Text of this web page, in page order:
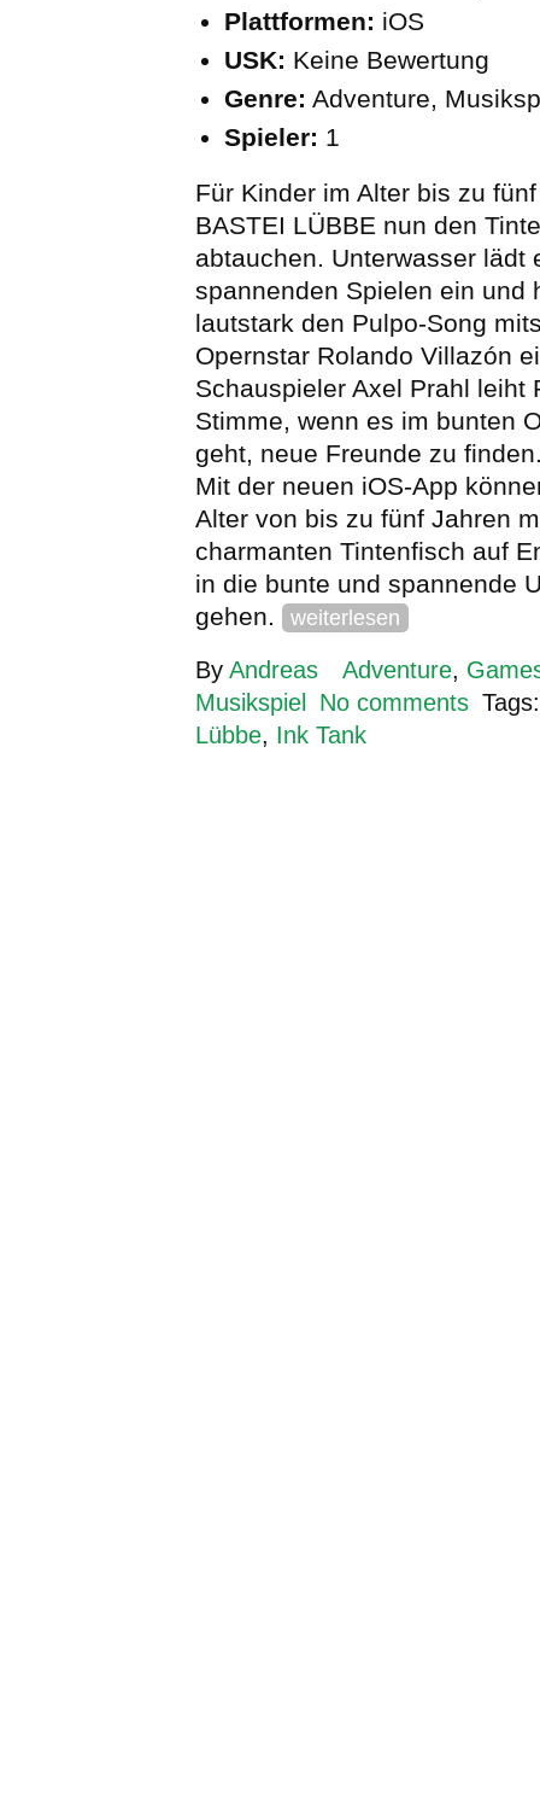
Plattformen: iOS
USK: Keine Bewertung
Genre: Adventure,
Spieler: 1
Für Kinder im Alter bis zu
BASTEI LÜBBE nun den
abtauchen. Unterwasser lädt
spannenden Spielen ein und
lautstark den Pulpo-Song
Opernstar Rolando Villazón
Schauspieler Axel Prahl leiht
Stimme, wenn es im bunten
geht, neue Freunde zu
Mit der neuen iOS-App
Alter von bis zu fünf Jahren
charmanten Tintenfisch auf
in die bunte und spannende
gehen.
weiterlesen
By Andreas Adventure,
Musikspiel
No comments
Lübbe, Ink Tank